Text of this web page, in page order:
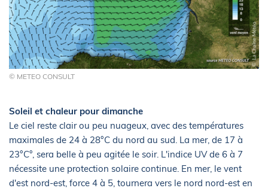
© METEO CONSULT
Soleil et chaleur pour dimanche
Le ciel reste clair ou peu nuageux, avec des températures
maximales de 24 à 28°C du nord au sud. La mer, de 17 à
23°C°, sera belle à peu agitée le soir. L'indice UV de 6 à 7
nécessite une protection solaire continue. En mer, le vent
d'est nord-est, force 4 à 5, tournera vers le nord nord-est en